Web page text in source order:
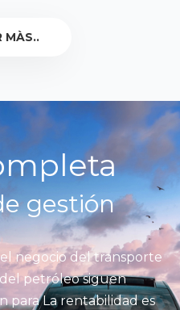
MÀS..
gestión
negocio del transporte
petróleo siguen
para La rentabilidad es